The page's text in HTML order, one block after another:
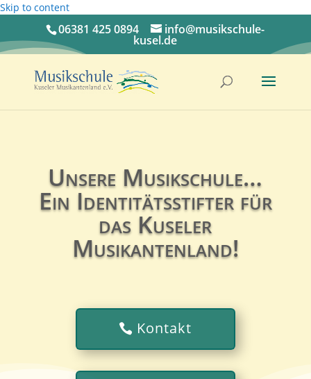
Skip to content
06381 425 0894 info@musikschule-
kusel.de
Unsere Musikschule…
Ein Identitätsstifter für
das Kuseler
Musikantenland!
Kontakt